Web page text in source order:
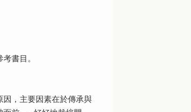
書目。
因，主要因素在於傳承與